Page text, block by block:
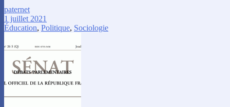
paternet
1 juillet 2021
Éducation, Politique, Sociologie